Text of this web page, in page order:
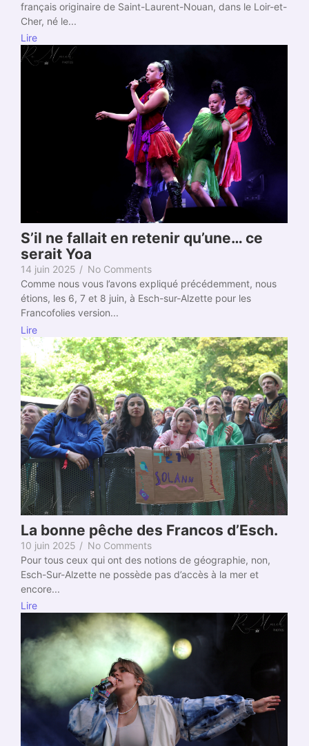
français originaire de Saint-Laurent-Nouan, dans le Loir-et-
Cher, né le...
Lire
S’il ne fallait en retenir qu’une… ce
serait Yoa
14 juin 2025 / No Comments
Comme nous vous l’avons expliqué précédemment, nous
étions, les 6, 7 et 8 juin, à Esch-sur-Alzette pour les
Francofolies version...
Lire
La bonne pêche des Francos d’Esch.
10 juin 2025 / No Comments
Pour tous ceux qui ont des notions de géographie, non,
Esch-Sur-Alzette ne possède pas d’accès à la mer et
encore...
Lire